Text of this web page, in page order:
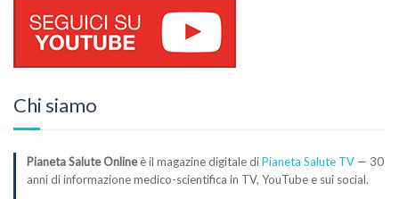
Chi siamo
Pianeta Salute Onlineè il magazine digitale diPianeta Salute TV — 30
anni di informazione medico-scientifica in TV, YouTube e sui social.